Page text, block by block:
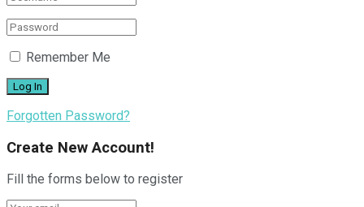
Remember Me
Forgotten Password?
Create New Account!
Fill the forms below to register